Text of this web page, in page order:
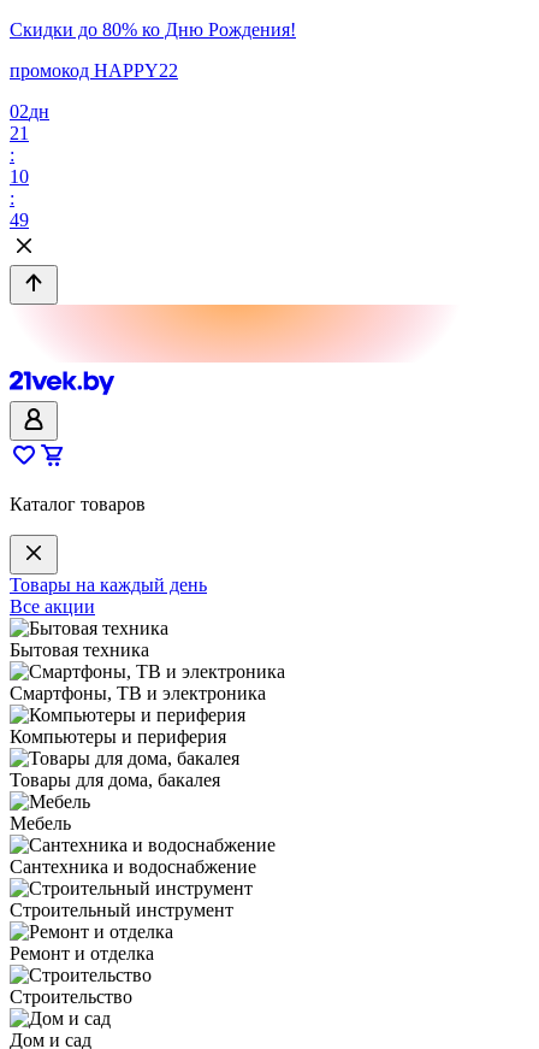
Скидки до 80% ко Дню Рождения!
промокод HAPPY22
02дн
21
:
10
:
49
Каталог товаров
Товары на каждый день
Все акции
Бытовая техника
Смартфоны, ТВ и электроника
Компьютеры и периферия
Товары для дома, бакалея
Мебель
Сантехника и водоснабжение
Строительный инструмент
Ремонт и отделка
Строительство
Дом и сад